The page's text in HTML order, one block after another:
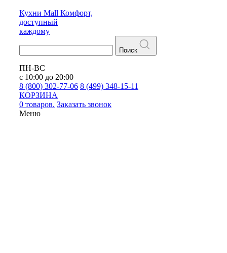
Кухни Mall Комфорт,
доступный
каждому
Поиск
ПН-ВС
с 10:00 до 20:00
8 (800) 302-77-06 8 (499) 348-15-11
КОРЗИНА
0 товаров. Заказать звонок
Меню